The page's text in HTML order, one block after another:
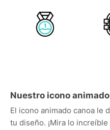
Nuestro icono
El icono animado canoa le
tu diseño. ¡Mira lo